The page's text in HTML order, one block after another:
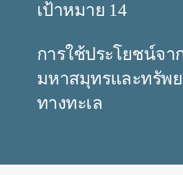
เป้าหมาย 14
การใช้ประโยชน์จา
มหาสมุทรและทรัพ
ทางทะเล